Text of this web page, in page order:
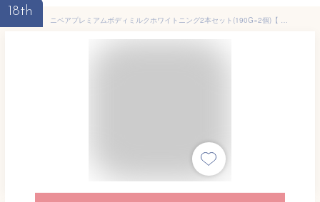
18th
ニベアプレミアムボディミルクホワイトニング2本セット(190G×2個)【 澄みわたるようなうるおいとつやのある肌 】 [ボディ用乳液 ] 美白ケア 【医薬部外品】